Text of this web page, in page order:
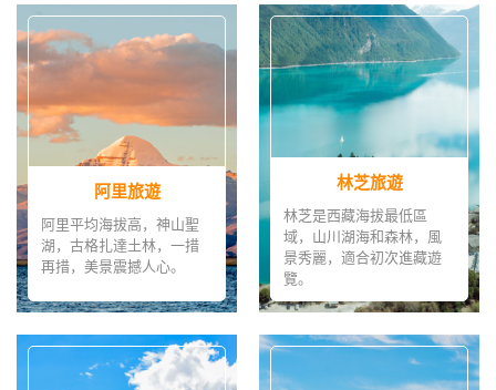
阿里旅遊
阿里平均海拔高，神山聖
湖，古格扎達土林，一措
再措，美景震撼人心。
林芝旅遊
林芝是西藏海拔最低區
域，山川湖海和森林，風
景秀麗，適合初次進藏遊
覽。